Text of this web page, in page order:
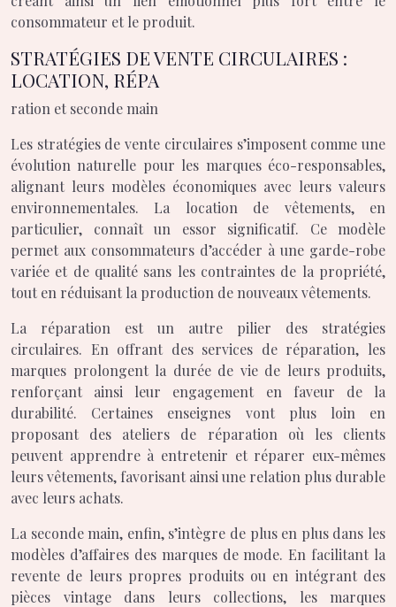
consommateur et le produit.
STRATÉGIES DE VENTE CIRCULAIRES :
LOCATION, RÉPA
ration et seconde main
Les stratégies de vente circulaires s’imposent comme une
évolution naturelle pour les marques éco-responsables,
alignant leurs modèles économiques avec leurs valeurs
environnementales. La location de vêtements, en
particulier, connaît un essor significatif. Ce modèle
permet aux consommateurs d’accéder à une garde-robe
variée et de qualité sans les contraintes de la propriété,
tout en réduisant la production de nouveaux vêtements.
La réparation est un autre pilier des stratégies
circulaires. En offrant des services de réparation, les
marques prolongent la durée de vie de leurs produits,
renforçant ainsi leur engagement en faveur de la
durabilité. Certaines enseignes vont plus loin en
proposant des ateliers de réparation où les clients
peuvent apprendre à entretenir et réparer eux-mêmes
leurs vêtements, favorisant ainsi une relation plus durable
avec leurs achats.
La seconde main, enfin, s’intègre de plus en plus dans les
modèles d’affaires des marques de mode. En facilitant la
revente de leurs propres produits ou en intégrant des
pièces vintage dans leurs collections, les marques